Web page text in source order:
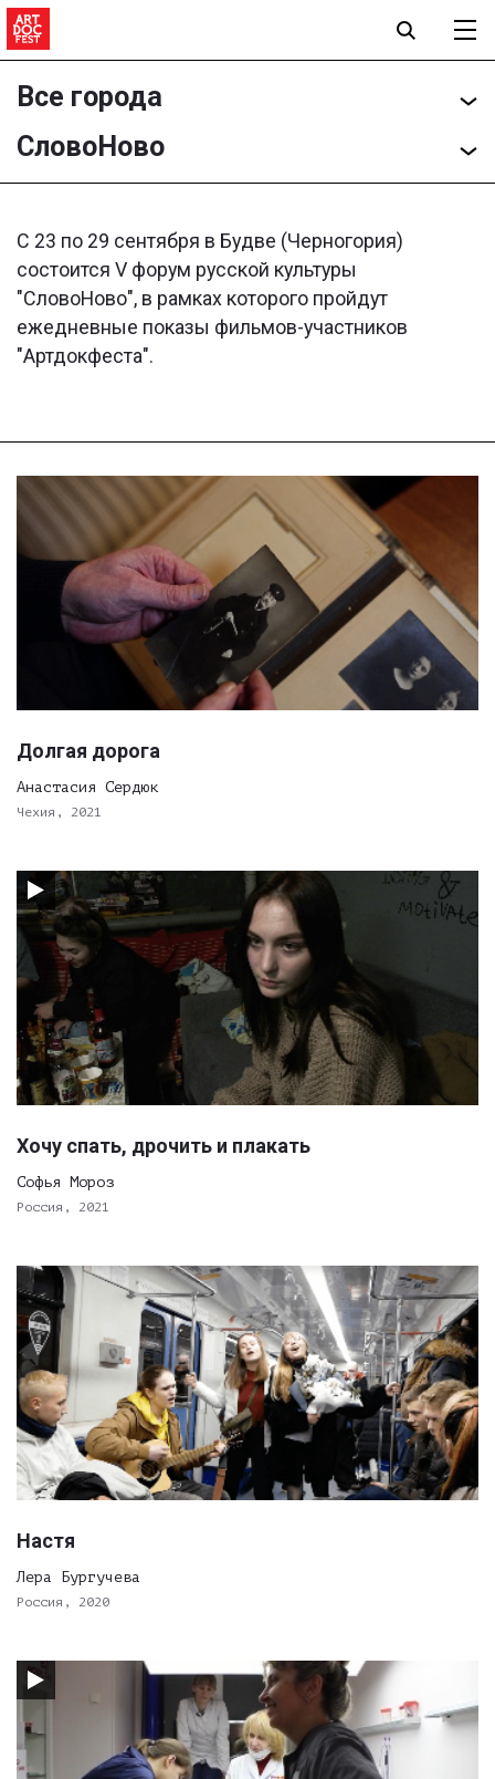
Все города
СловоНово
С 23 по 29 сентября в Будве (Черногория)
состоится V форум русской культуры
"СловоНово", в рамках которого пройдут
ежедневные показы фильмов-участников
"Артдокфеста".
Долгая дорога
Анастасия Сердюк
Чехия, 2021
Хочу спать, дрочить и плакать
Софья Мороз
Россия, 2021
Настя
Лера Бургучева
Россия, 2020